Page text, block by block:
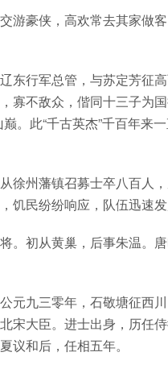
游豪侠，高欢常去其家做
东行军总管，与苏定芳征
不敌众，偕同十三子为
。此“千古英杰”千百年来
徐州藩镇召募士卒八百人
民纷纷响应，队伍迅速发
。初从黄巢，后事朱温。
元九三零年，石敬塘征西
宋大臣。进士出身，历任
议和后，任相五年。